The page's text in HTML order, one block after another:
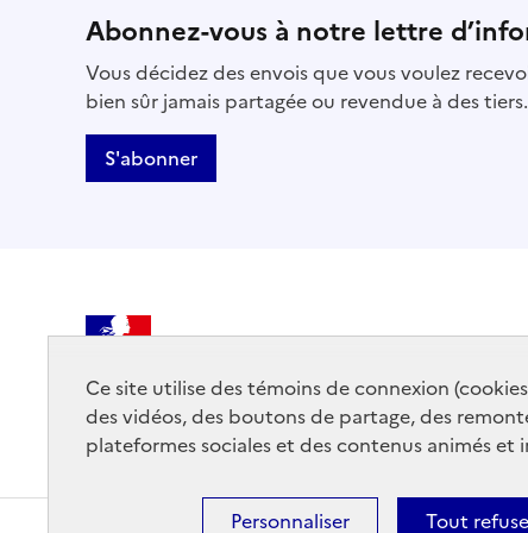
Ce site utilise des témoins de connexion
des vidéos, des boutons de partage, des
plateformes sociales et des contenus animés et
Tout
Personnaliser
Abonnez-vous à notre lettre
Vous décidez des envois que vous voulez
bien sûr jamais partagée ou revendue à des tiers.
S'abonner
DE LA CULTURE